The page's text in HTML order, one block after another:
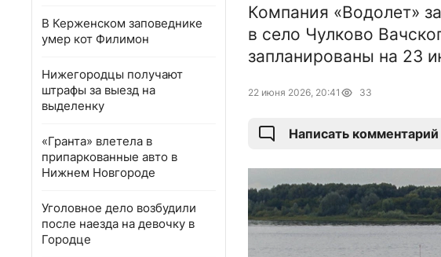
В Керженском заповеднике
умер кот Филимон
Нижегородцы получают
штрафы за выезд на
выделенку
«Гранта» влетела в
припаркованные авто в
Нижнем Новгороде
Уголовное дело возбудили
после наезда на девочку в
Городце
Компания «Водолет»
в село Чулково
запланированы на 23
22 июня 2026, 20:41 33
Написать комментарий